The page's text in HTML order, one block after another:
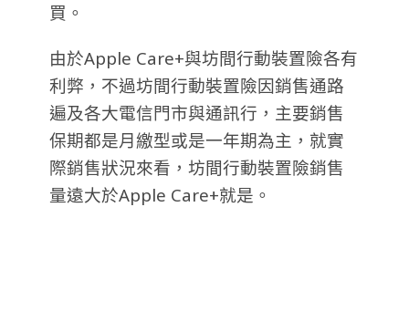
買。
由於Apple Care+與坊間行動裝置險各有
利弊，不過坊間行動裝置險因銷售通路
遍及各大電信門市與通訊行，主要銷售
保期都是月繳型或是一年期為主，就實
際銷售狀況來看，坊間行動裝置險銷售
量遠大於Apple Care+就是。